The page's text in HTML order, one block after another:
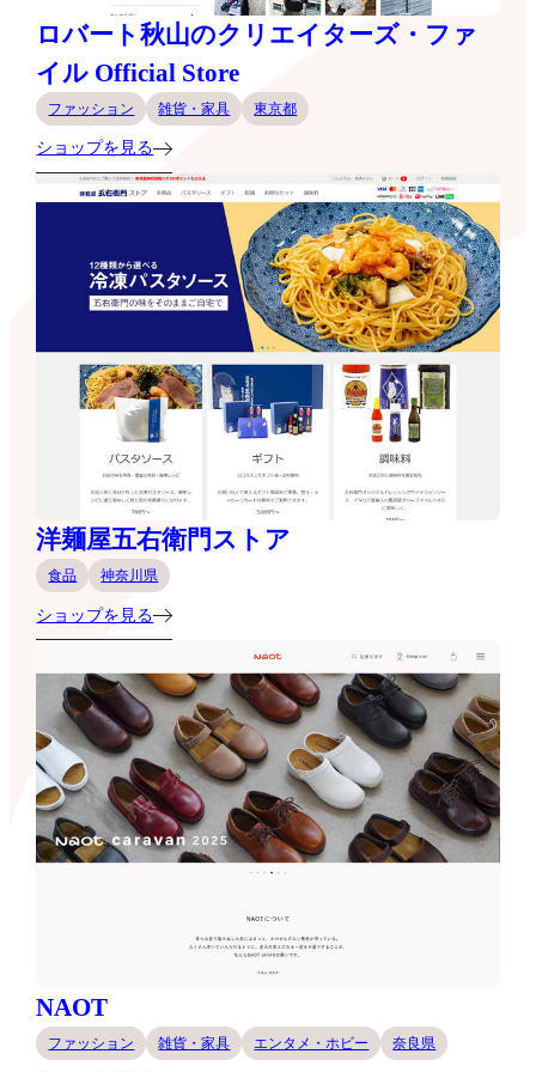
ロバート秋山のクリエイターズ・ファ
イル Official Store
ファッション 雑貨・家具 東京都
ショップを見る
洋麺屋五右衛門ストア
食品 神奈川県
ショップを見る
NAOT
ファッション 雑貨・家具 エンタメ・ホビー 奈良県